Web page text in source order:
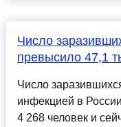
Число
превысило 47,1
Число
инфекцией в
4 268 человек и